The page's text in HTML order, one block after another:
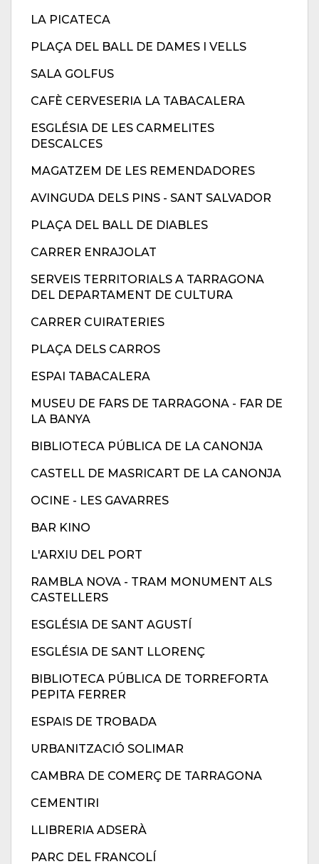
LA PICATECA
PLAÇA DEL BALL DE DAMES I VELLS
SALA GOLFUS
CAFÈ CERVESERIA LA TABACALERA
ESGLÉSIA DE LES CARMELITES
DESCALCES
MAGATZEM DE LES REMENDADORES
AVINGUDA DELS PINS - SANT SALVADOR
PLAÇA DEL BALL DE DIABLES
CARRER ENRAJOLAT
SERVEIS TERRITORIALS A TARRAGONA
DEL DEPARTAMENT DE CULTURA
CARRER CUIRATERIES
PLAÇA DELS CARROS
ESPAI TABACALERA
MUSEU DE FARS DE TARRAGONA - FAR DE
LA BANYA
BIBLIOTECA PÚBLICA DE LA CANONJA
CASTELL DE MASRICART DE LA CANONJA
OCINE - LES GAVARRES
BAR KINO
L'ARXIU DEL PORT
RAMBLA NOVA - TRAM MONUMENT ALS
CASTELLERS
ESGLÉSIA DE SANT AGUSTÍ
ESGLÉSIA DE SANT LLORENÇ
BIBLIOTECA PÚBLICA DE TORREFORTA
PEPITA FERRER
ESPAIS DE TROBADA
URBANITZACIÓ SOLIMAR
CAMBRA DE COMERÇ DE TARRAGONA
CEMENTIRI
LLIBRERIA ADSERÀ
PARC DEL FRANCOLÍ